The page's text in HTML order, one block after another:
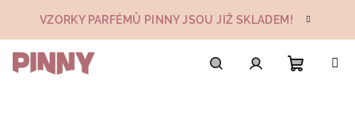
obsah
VZORKY PARFÉMŮ PINNY JSOU JIŽ SKLADEM!